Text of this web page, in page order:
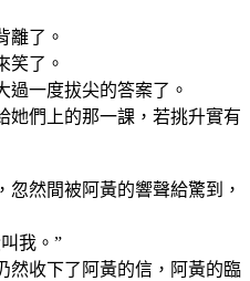
離了。
笑了。
過一度拔尖的答案了。
她們上的那一課，若挑升實有
忽然間被阿黃的響聲給驚到，
我。”
然收下了阿黃的信，阿黃的臨